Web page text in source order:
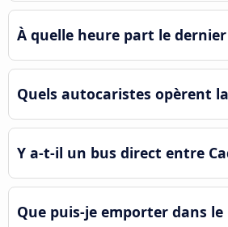
À quelle heure part le
Quels autocaristes opèrent
Y a-t-il un bus direct entre
Que puis-je emporter dans